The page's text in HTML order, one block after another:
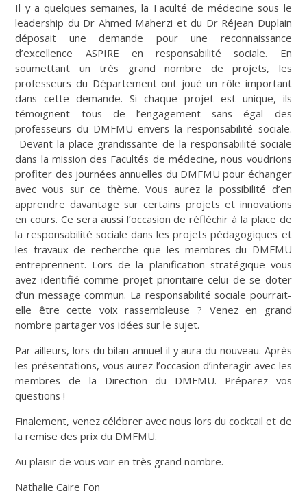
Il y a quelques semaines, la Faculté de médecine sous le
leadership du Dr Ahmed Maherzi et du Dr Réjean Duplain
déposait une demande pour une reconnaissance
d’excellence ASPIRE en responsabilité sociale. En
soumettant un très grand nombre de projets, les
professeurs du Département ont joué un rôle important
dans cette demande. Si chaque projet est unique, ils
témoignent tous de l’engagement sans égal des
professeurs du DMFMU envers la responsabilité sociale.
Devant la place grandissante de la responsabilité sociale
dans la mission des Facultés de médecine, nous voudrions
profiter des journées annuelles du DMFMU pour échanger
avec vous sur ce thème. Vous aurez la possibilité d’en
apprendre davantage sur certains projets et innovations
en cours. Ce sera aussi l’occasion de réfléchir à la place de
la responsabilité sociale dans les projets pédagogiques et
les travaux de recherche que les membres du DMFMU
entreprennent. Lors de la planification stratégique vous
avez identifié comme projet prioritaire celui de se doter
d’un message commun. La responsabilité sociale pourrait-
elle être cette voix rassembleuse ? Venez en grand
nombre partager vos idées sur le sujet.
Par ailleurs, lors du bilan annuel il y aura du nouveau. Après
les présentations, vous aurez l’occasion d’interagir avec les
membres de la Direction du DMFMU. Préparez vos
questions !
Finalement, venez célébrer avec nous lors du cocktail et de
la remise des prix du DMFMU.
Au plaisir de vous voir en très grand nombre.
Nathalie Caire Fon